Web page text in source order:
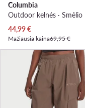
Columbia
Outdoor kelnės · Smėlio
Dabartinė kaina
44,99€
Mažiausia kaina69,95 €